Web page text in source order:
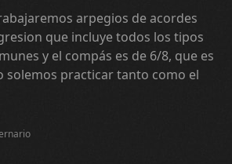
arpegios de acordes
que incluye todos los tipos
y el compás es de 6/8, que es
solemos practicar tanto como el
#74: Slap Groove en Am